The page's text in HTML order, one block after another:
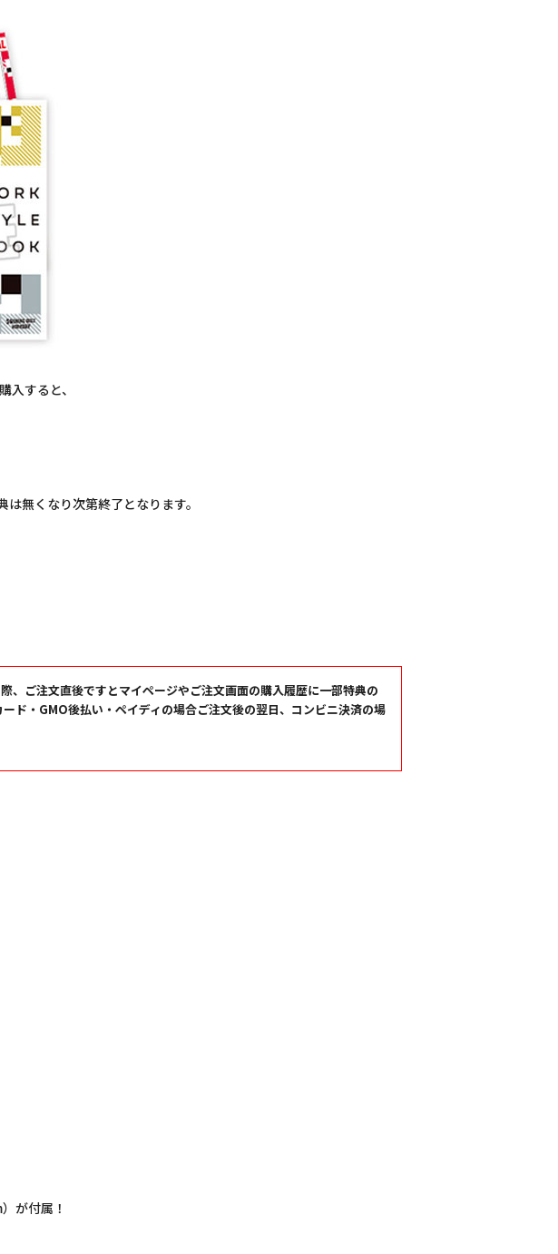
すると、
無くなり次第終了となります。
、ご注文直後ですとマイページやご注文画面の購入履歴に一部特典の
ド・GMO後払い・ペイディの場合ご注文後の翌日、コンビニ決済の場
が付属！